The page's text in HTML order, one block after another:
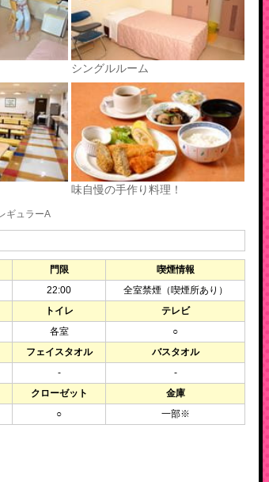
シングルルーム
味自慢の手作り料理！
ギュラーA
門限 喫煙情報
22:00 全室禁煙（喫煙所あり）
トイレ テレビ
各室 ○
フェイスタオル バスタオル
- -
クローゼット 金庫
○ 一部※